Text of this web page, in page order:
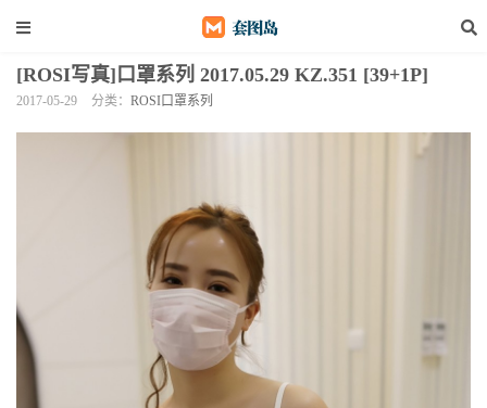
[ROSI写真]口罩系列 2017.05.29 KZ.351 [39+1P]
2017-05-29 分类： ROSI口罩系列